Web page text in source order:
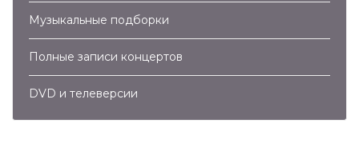
Алла Пугачева – Без Меня (2007)
Алла Пугачева – Миллион Алых Роз (2007)
Алла Пугачева – Алло (2007)
Музыкальные подборки
Полные записи концертов
DVD и телеверсии